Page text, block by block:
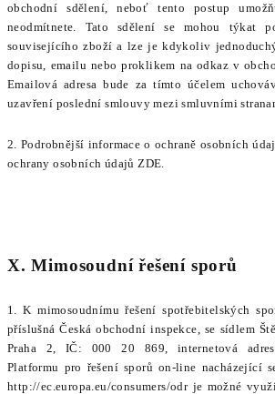
obchodní sdělení, neboť tento postup
neodmítnete. Tato sdělení se mohou týkat
souvisejícího zboží a lze je kdykoliv
dopisu, emailu nebo proklikem na odkaz v
Emailová adresa bude za tímto účelem
uzavření poslední smlouvy mezi smluvními
2. Podrobnější informace o ochraně osobních
ochrany osobních údajůZDE.
X. Mimosoudní řešení sporů
1. K mimosoudnímu řešení spotřebitelských
příslušná Česká obchodní inspekce, se sídlem
Praha 2, IČ: 000 20 869, internetová
Platformu pro řešení sporů on-line nacházející
http://ec.europa.eu/consumers/odr je možné